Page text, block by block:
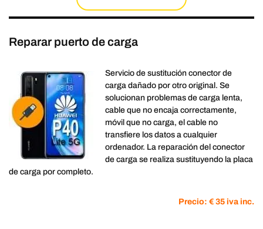
Reparar puerto de carga
Servicio de sustitución conector de
carga dañado por otro original. Se
solucionan problemas de carga lenta,
cable que no encaja correctamente,
móvil que no carga, el cable no
transfiere los datos a cualquier
ordenador. La reparación del conector
de carga se realiza sustituyendo la placa
de carga por completo.
Precio: € 35 iva inc.